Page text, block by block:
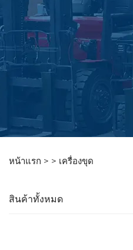
หน้าแรก > > เครื่องขุด
สินค้าทั้งหมด